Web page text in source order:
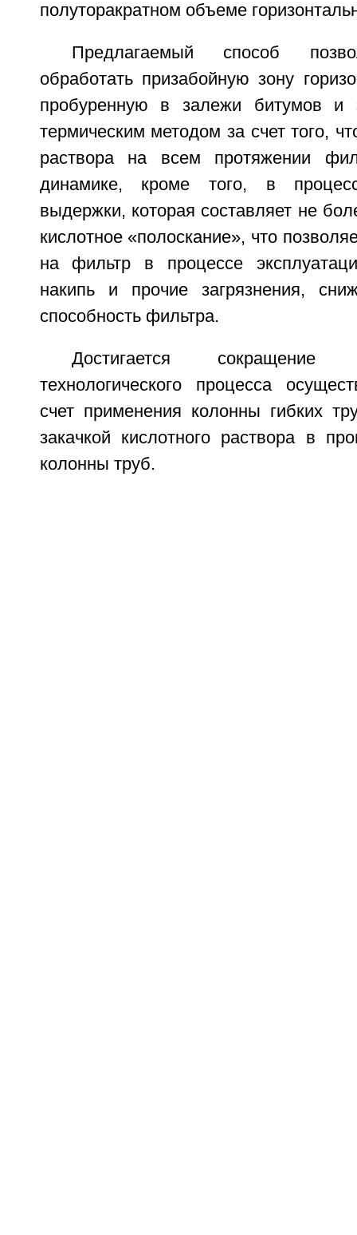
полуторакратном объеме
Предлагаемый способ
обработать призабойную зону
пробуренную в залежи битумов и
термическим методом за счет того,
раствора на всем протяжении
динамике, кроме того, в
выдержки, которая составляет не
кислотное «полоскание», что
на фильтр в процессе
накипь и прочие загрязнения,
способность фильтра.
Достигается сокращение
технологического процесса
счет применения колонны гибких
закачкой кислотного раствора в
колонны труб.